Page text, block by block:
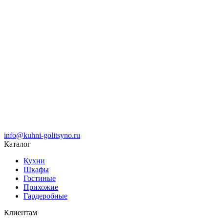
info@kuhni-golitsyno.ru
Каталог
Кухни
Шкафы
Гостиные
Прихожие
Гардеробные
Клиентам